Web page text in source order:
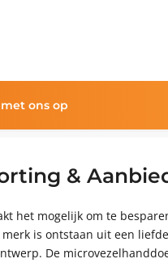
ons op
&
het mogelijk om te
is ontstaan uit een
De